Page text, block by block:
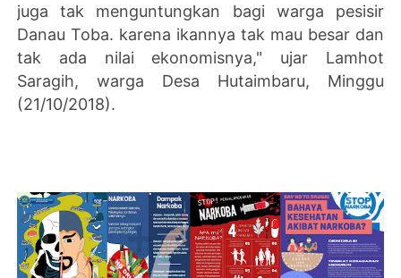
juga tak menguntungkan bagi warga pesisir
Danau Toba. karena ikannya tak mau besar dan
tak ada nilai ekonomisnya," ujar Lamhot
Saragih, warga Desa Hutaimbaru, Minggu
(21/10/2018).